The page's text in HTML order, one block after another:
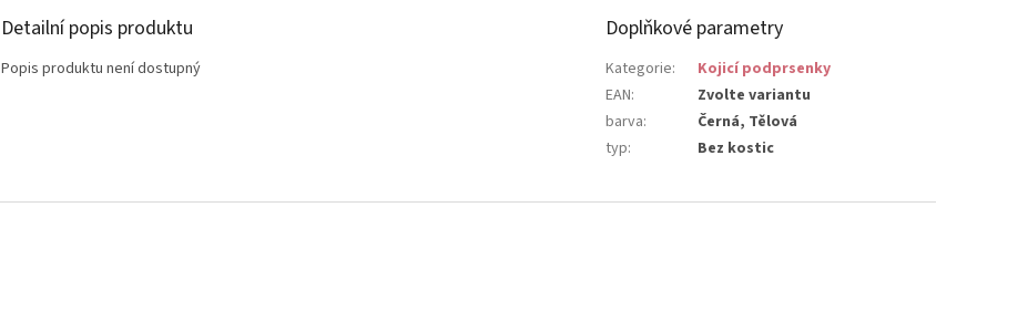
Detailní popis produktu
Popis produktu není dostupný
Doplňkové parametry
Kategorie:
Kojicí podprsenky
EAN:
Zvolte variantu
barva:
Černá, Tělová
typ: Bez kostic